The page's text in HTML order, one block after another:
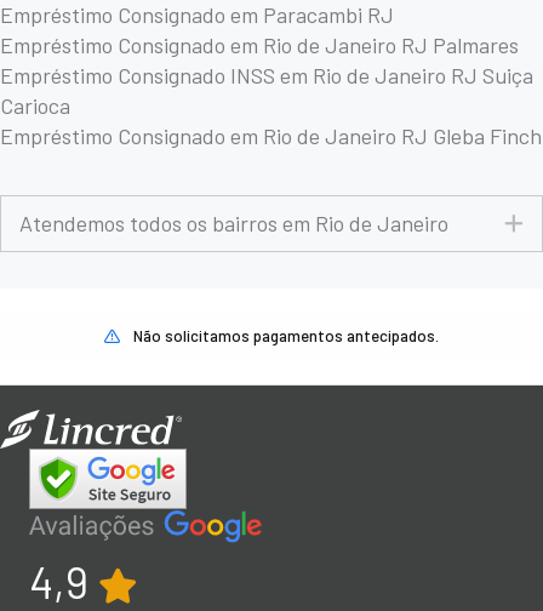
Empréstimo Consignado em Paracambi RJ
Empréstimo Consignado em Rio de Janeiro RJ Palmares
Empréstimo Consignado INSS em Rio de Janeiro RJ Suiça
Carioca
Empréstimo Consignado em Rio de Janeiro RJ Gleba Finch
Atendemos todos os bairros em Rio de Janeiro
Não solicitamos pagamentos antecipados.
4,9